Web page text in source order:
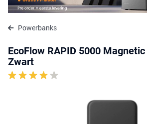
Powerbanks
EcoFlow RAPID 5000
Zwart